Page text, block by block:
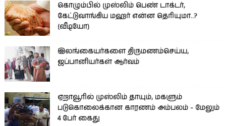
கொழும்பில் முஸ்லிம் பெண் டாக்டர்,
கேட்டுவாங்கிய மஹர் என்ன தெரியுமா..?
(வீடியோ)
இலங்கையர்களை திருமணம்செய்ய,
ஜப்பானியர்கள் ஆர்வம்
ஏறாவூரில் முஸ்லிம் தாயும், மகளும்
படுகொலைக்கான காரணம் அம்பலம் - மேலும்
4 பேர் கைது